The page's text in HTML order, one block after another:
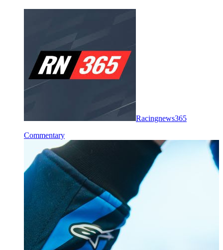
Racingnews365
Commentary